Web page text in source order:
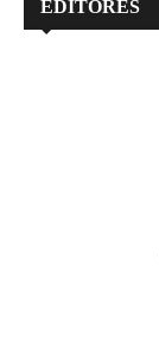
EDITORES